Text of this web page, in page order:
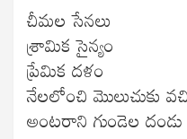
చీమల సేనలు
శ్రామిక సైన్యం
ప్రేమిక దళం
నేలలోంచి మొలుచుకు
అంటరాని గుండెల దండు